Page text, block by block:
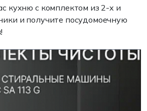
кухню с комплектом из 2-х и
и получите посудомоечную